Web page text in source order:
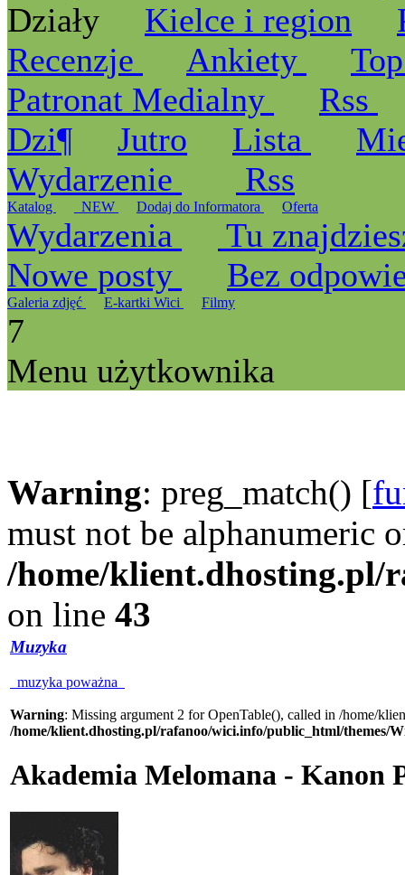
Działy
Kielce i region
Recenzje
Ankiety
Patronat Medialny
Rss
Dzi¶
Jutro Lista
Wydarzenie
Rss
Katalog _NEW Dodaj do Informatora Oferta
Wydarzenia
Tu
Nowe posty
Bez
Galeria zdjęć E-kartki Wici Filmy
7
Menu użytkownika
Warning: preg_match() [
must not be alphanumeric
/home/klient.dhosting.pl/
on line 43
Muzyka
muzyka poważna
Warning: Missing argument 2 for OpenTable(), called in /home/
/home/klient.dhosting.pl/rafanoo/wici.info/public_html/themes/
Akademia Melomana - Kanon